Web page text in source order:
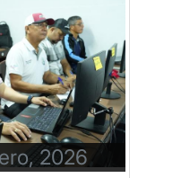
2026